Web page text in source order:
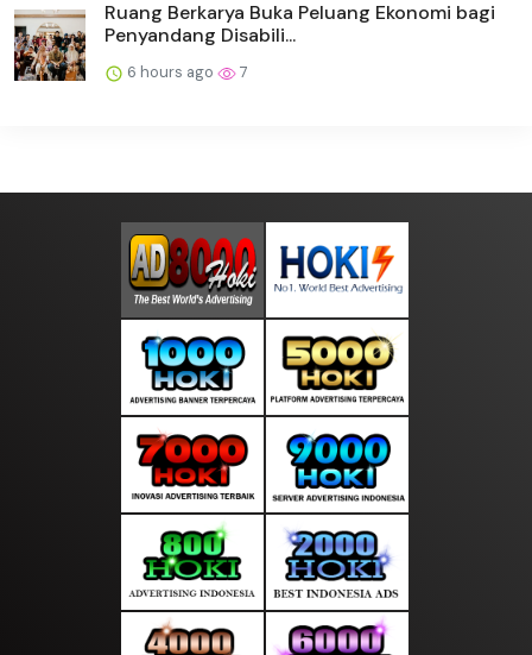
Ruang Berkarya Buka Peluang Ekonomi bagi
Penyandang Disabili...
6 hours ago 7